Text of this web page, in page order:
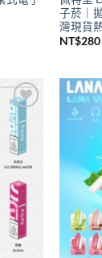
子菸｜
灣現貨
NT$280
Add to
wishlist